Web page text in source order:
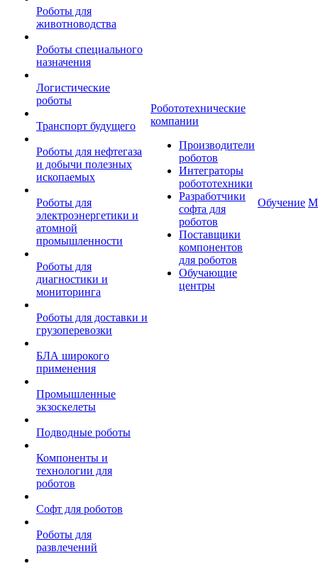
Роботы для
животноводства
Роботы специального
назначения
Логистические
роботы
Транспорт будущего
Роботы для нефтегаза
и добычи полезных
ископаемых
Роботы для
электроэнергетики и
атомной
промышленности
Роботы для
диагностики и
мониторинга
Роботы для доставки и
грузоперевозки
БЛА широкого
применения
Промышленные
экзоскелеты
Подводные роботы
Компоненты и
технологии для
роботов
Софт для роботов
Роботы для
развлечений
Робототехнические
компании
Производители
роботов
Интеграторы
робототехники
Разработчики
софта для
роботов
Поставщики
компонентов
для роботов
Обучающие
центры
Обучение